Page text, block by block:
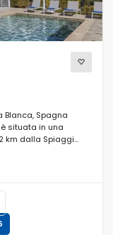
Blanca, Spagna
situata in una
km dalla Spiaggia